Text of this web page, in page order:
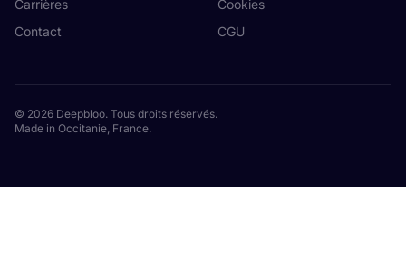
Carrières
Contact
Cookies
CGU
© 2026 Deepbloo. Tous droits réservés.
Made in Occitanie, France.